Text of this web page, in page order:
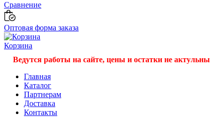
Сравнение
Оптовая форма заказа
Корзина
Ведутся работы на сайте, цены и остатки не актульны
Главная
Каталог
Партнерам
Доставка
Контакты